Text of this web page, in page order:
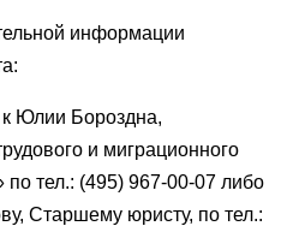
информации
Юлии Бороздна,
и миграционного
тел.: (495) 967-00-07 либо
Старшему юристу, по тел.: